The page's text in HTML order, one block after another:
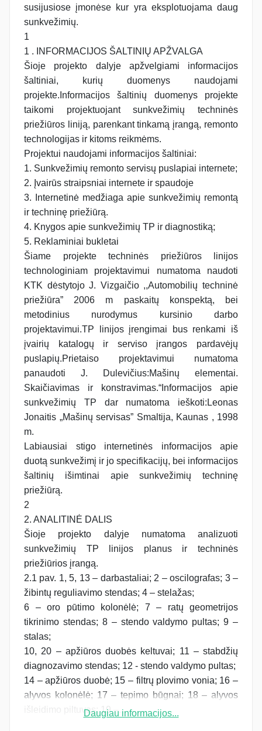
susijusiose įmonėse kur yra eksplotuojama daug
sunkvežimių.
1
1 . INFORMACIJOS ŠALTINIŲ APŽVALGA
Šioje projekto dalyje apžvelgiami informacijos
šaltiniai, kurių duomenys naudojami
projekte.Informacijos šaltinių duomenys projekte
taikomi projektuojant sunkvežimių techninės
priežiūros liniją, parenkant tinkamą įrangą, remonto
technologijas ir kitoms reikmėms.
Projektui naudojami informacijos šaltiniai:
1. Sunkvežimių remonto servisų puslapiai internete;
2. Įvairūs straipsniai internete ir spaudoje
3. Internetinė medžiaga apie sunkvežimių remontą
ir techninę priežiūrą.
4. Knygos apie sunkvežimių TP ir diagnostiką;
5. Reklaminiai bukletai
Šiame projekte techninės priežiūros linijos
technologiniam projektavimui numatoma naudoti
KTK dėstytojo J. Vizgaičio ,,Automobilių techninė
priežiūra” 2006 m paskaitų konspektą, bei
metodinius nurodymus kursinio darbo
projektavimui.TP linijos įrengimai bus renkami iš
įvairių katalogų ir serviso įrangos pardavėjų
puslapių.Prietaiso projektavimui numatoma
panaudoti J. Dulevičius:Mašinų elementai.
Skaičiavimas ir konstravimas.“Informacijos apie
sunkvežimių TP dar numatoma ieškoti:Leonas
Jonaitis „Mašinų servisas” Smaltija, Kaunas , 1998
m.
Labiausiai stigo internetinės informacijos apie
duotą sunkvežimį ir jo specifikacijų, bei informacijos
šaltinių išimtinai apie sunkvežimių techninę
priežiūrą.
2
2. ANALITINĖ DALIS
Šioje projekto dalyje numatoma analizuoti
sunkvežimių TP linijos planus ir techninės
priežiūrios įrangą.
2.1 pav. 1, 5, 13 – darbastaliai; 2 – oscilografas; 3 –
žibintų reguliavimo stendas; 4 – stelažas;
6 – oro pūtimo kolonėlė; 7 – ratų geometrijos
tikrinimo stendas; 8 – stendo valdymo pultas; 9 –
stalas;
10, 20 – apžiūros duobės keltuvai; 11 – stabdžių
diagnozavimo stendas; 12 - stendo valdymo pultas;
14 – apžiūros duobė; 15 – filtrų plovimo vonia; 16 –
alyvos kolonėlė; 17 – tepimo būgnai; 18 – alyvos
išleidimo piltuvas; 19 –...Daugiau informacijos...